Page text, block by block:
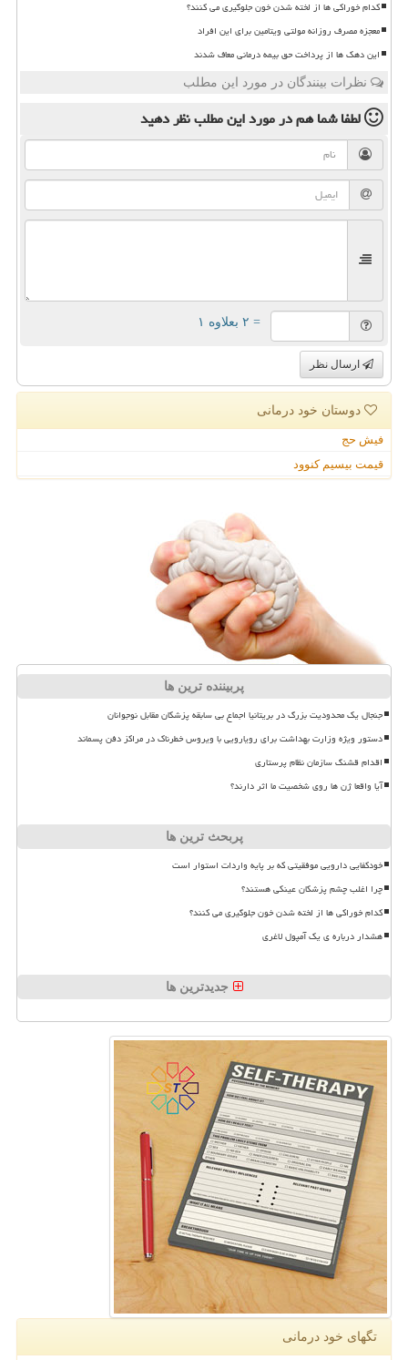
کدام خوراکی ها از لخته شدن خون جلوگیری می کنند؟
معجزه مصرف روزانه مولتی ویتامین برای این افراد
این دهک ها از پرداخت حق بیمه درمانی معاف شدند
نظرات بینندگان در مورد این مطلب
لطفا شما همدر مورد این مطلبنظر دهید
= ۲ بعلاوه ۱
ارسال نظر
دوستان خود درمانی
فیش حج
قیمت بیسیم کنوود
پربیننده ترین ها
جنجال یک محدودیت بزرگ در بریتانیا اجماع بی سابقه پزشکان مقابل نوجوانان
دستور ویژه وزارت بهداشت برای رویارویی با ویروس خطرناک در مراکز دفن پسماند
اقدام قشنگ سازمان نظام پرستاری
آیا واقعا ژن ها روی شخصیت ما اثر دارند؟
پربحث ترین ها
خودکفایی دارویی موفقیتی که بر پایه واردات استوار است
چرا اغلب چشم پزشکان عینکی هستند؟
کدام خوراکی ها از لخته شدن خون جلوگیری می کنند؟
هشدار درباره ی یک آمپول لاغری
جدیدترین ها
تگهای خود درمانی